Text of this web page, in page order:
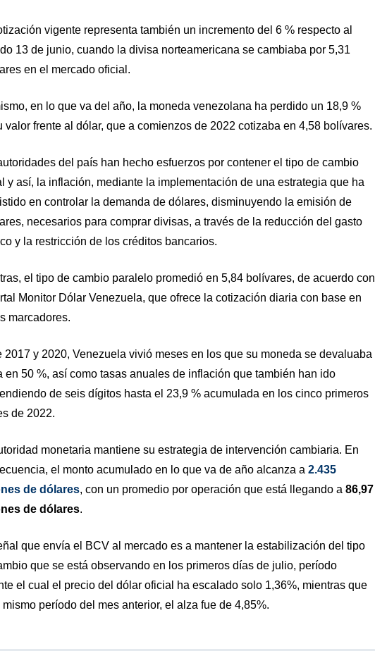
vigente representa también un incremento del 6 % respecto al
13 de junio, cuando la divisa norteamericana se cambiaba por 5,31
en el mercado oficial.
en lo que va del año, la moneda venezolana ha perdido un 18,9 %
valor frente al dólar, que a comienzos de 2022 cotizaba en 4,58 bolívares.
del país han hecho esfuerzos por contener el tipo de cambio
y así, la inflación, mediante la implementación de una estrategia que ha
en controlar la demanda de dólares, disminuyendo la emisión de
necesarios para comprar divisas, a través de la reducción del gasto
y la restricción de los créditos bancarios.
el tipo de cambio paralelo promedió en 5,84 bolívares, de acuerdo con
Monitor Dólar Venezuela, que ofrece la cotización diaria con base en
marcadores.
2017 y 2020, Venezuela vivió meses en los que su moneda se devaluaba
en 50 %, así como tasas anuales de inflación que también han ido
de seis dígitos hasta el 23,9 % acumulada en los cinco primeros
de 2022.
monetaria mantiene su estrategia de intervención cambiaria. En
el monto acumulado en lo que va de año alcanza a 2.435
de dólares, con un promedio por operación que está llegando a 86,97
de dólares.
que envía el BCV al mercado es a mantener la estabilización del tipo
que se está observando en los primeros días de julio, período
el cual el precio del dólar oficial ha escalado solo 1,36%, mientras que
mismo período del mes anterior, el alza fue de 4,85%.